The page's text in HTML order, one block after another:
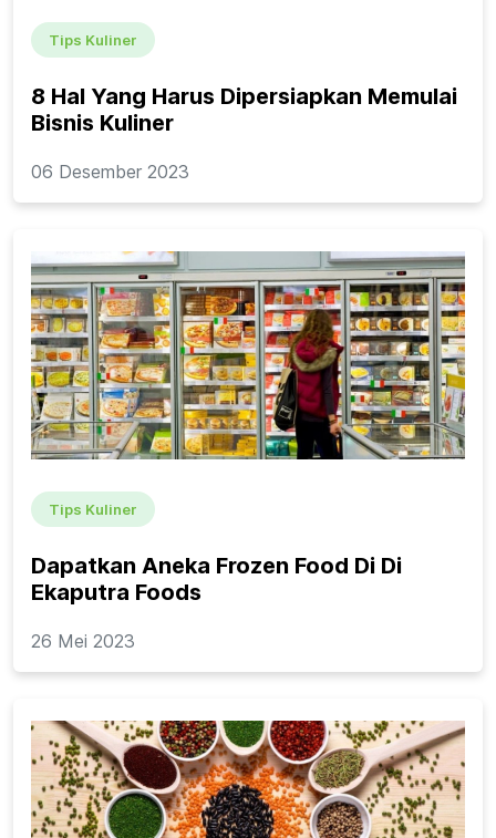
Tips Kuliner
8 Hal Yang Harus Dipersiapkan Memulai
Bisnis Kuliner
06 Desember 2023
Tips Kuliner
Dapatkan Aneka Frozen Food Di Di
Ekaputra Foods
26 Mei 2023